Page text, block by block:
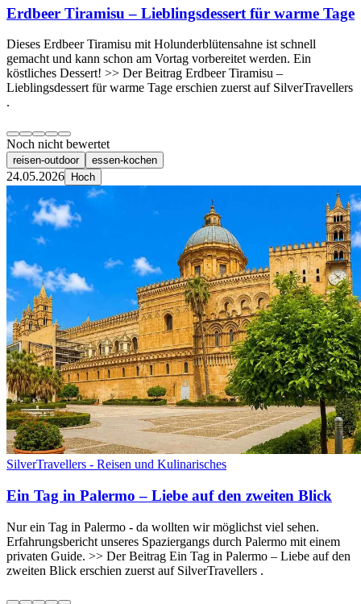
Erdbeer Tiramisu – Lieblingsdessert für warme Tage
Dieses Erdbeer Tiramisu mit Holunderblütensahne ist schnell
gemacht und kann schon am Vortag vorbereitet werden. Ein
köstliches Dessert! >> Der Beitrag Erdbeer Tiramisu –
Lieblingsdessert für warme Tage erschien zuerst auf SilverTravellers
.
Noch nicht bewertet
reisen-outdoor essen-kochen
24.05.2026 Hoch
SilverTravellers - Reisen und Kulinarisches
Ein Tag in Palermo – Liebe auf den zweiten Blick
Nur ein Tag in Palermo - da wollten wir möglichst viel sehen.
Erfahrungsbericht unseres Spaziergangs durch Palermo mit einem
privaten Guide. >> Der Beitrag Ein Tag in Palermo – Liebe auf den
zweiten Blick erschien zuerst auf SilverTravellers .